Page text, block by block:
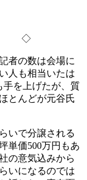
者の数は会場に
人も相当いたは
手を上げたが、質
とんどが元谷氏
いで分譲される
単価500万円もあ
の意気込みから
いになるのでは